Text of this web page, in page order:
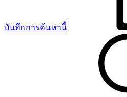
บันทึกการค้นหานี้